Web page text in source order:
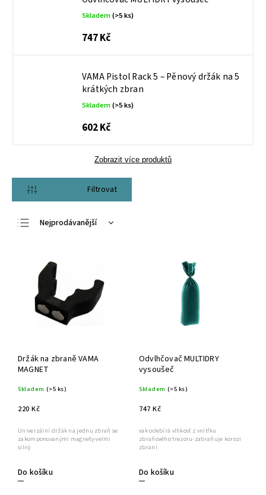
Skladem(>5 ks)
747 Kč
VAMA Pistol Rack 5 – Pěnový držák na 5
krátkých zbran
Skladem(>5 ks)
602 Kč
Zobrazit více produktů
Nejprodávanější
Nejdražší
Abecedně
Držák na zbraně VAMA
MAGNET
Skladem (>5 ks)
220 Kč
Do košíku
Univerzální držák na jednu zbraň se
zakomponovanými magnety-velmi
silný
Odvlhčovač MULTIDRY
vysoušeč
Skladem (>5 ks)
747 Kč
Do košíku
vak odebírá vlhkost z vnitřku
zbraňového trezoru-zabraňuje korozi
zbraní